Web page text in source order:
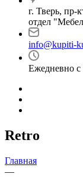
г. Тверь, пр-
отдел
info@kupiti-
Ежедневно с
Retro
Главная
—